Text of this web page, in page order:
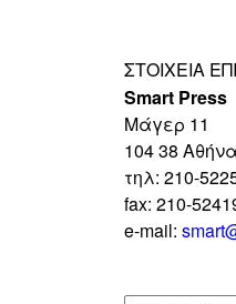
ΣΤΟΙΧΕΊΑ
Smart Press
Mάγερ 11
104 38 Αθήνα
τηλ: 210-
fax: 210-
e-mail: